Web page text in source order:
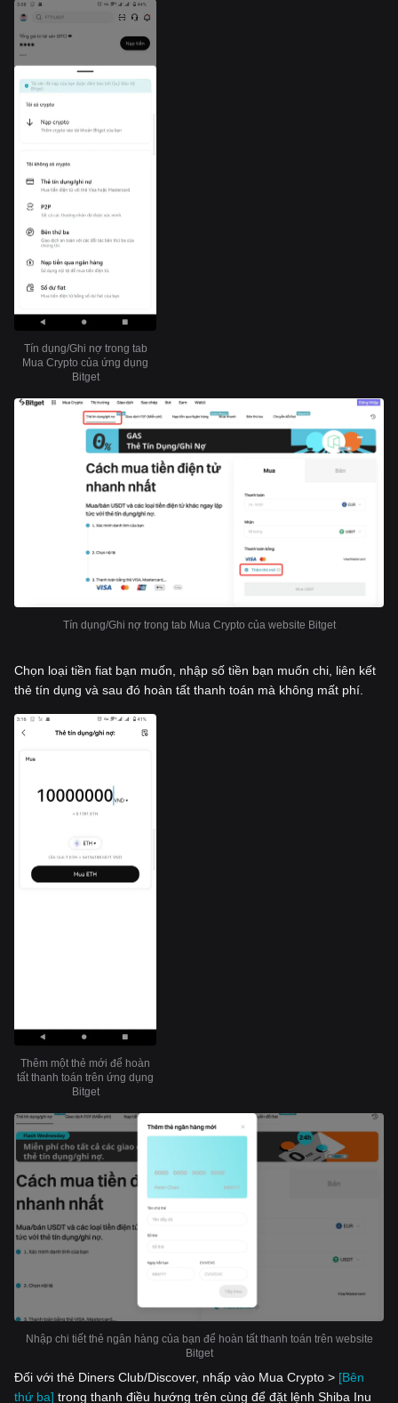
Tín dụng/Ghi nợ trong tab
Mua Crypto của ứng dụng
Bitget
Tín dụng/Ghi nợ trong tab Mua Crypto của website Bitget
Chọn loại tiền fiat bạn muốn, nhập số tiền bạn muốn chi, liên kết
thẻ tín dụng và sau đó hoàn tất thanh toán mà không mất phí.
Thêm một thẻ mới để hoàn
tất thanh toán trên ứng dụng
Bitget
Nhập chi tiết thẻ ngân hàng của bạn để hoàn tất thanh toán trên website
Bitget
Đối với thẻ Diners Club/Discover, nhấp vào Mua Crypto > [Bên
thứ ba] trong thanh điều hướng trên cùng để đặt lệnh Shiba Inu